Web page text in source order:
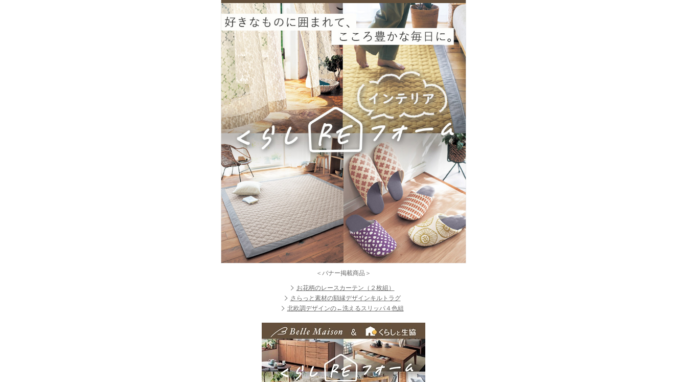
＜バナー掲載商品＞
お花柄のレースカーテン（２枚組）
さらっと素材の額縁デザインキルトラグ
北欧調デザインの←洗えるスリッパ４色組